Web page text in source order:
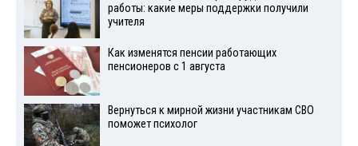
работы: какие меры поддержки получили
учителя
Как изменятся пенсии работающих
пенсионеров с 1 августа
Вернуться к мирной жизни участникам СВО
поможет психолог